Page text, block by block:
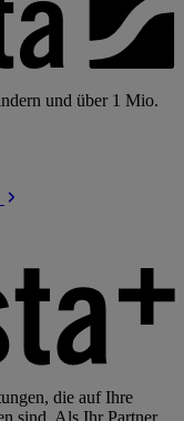
und über 1 Mio.
die auf Ihre
sind. Als Ihr Partner